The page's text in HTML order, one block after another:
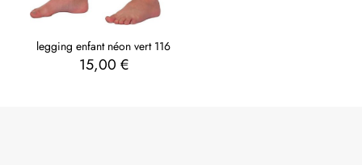
legging enfant néon vert 116
15,00 €